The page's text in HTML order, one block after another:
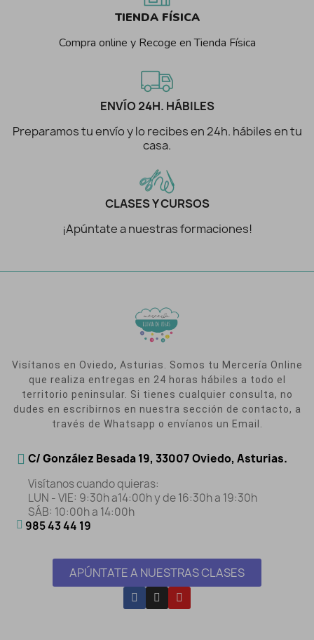
TIENDA FÍSICA
Compra online y Recoge en Tienda Física
ENVÍO 24H. HÁBILES
Preparamos tu envío y lo recibes en 24h. hábiles en tu
casa.
CLASES Y CURSOS
¡Apúntate a nuestras formaciones!
Visítanos en Oviedo, Asturias. Somos tu Mercería Online
que realiza entregas en 24 horas hábiles a todo el
territorio peninsular. Si tienes cualquier consulta, no
dudes en escribirnos en nuestra sección de contacto, a
través de Whatsapp o envíanos un Email.
C/ González Besada 19, 33007 Oviedo, Asturias.
Visítanos cuando quieras:
LUN - VIE: 9:30h a14:00h y de 16:30h a 19:30h
SÁB: 10:00h a 14:00h
985 43 44 19
APÚNTATE A NUESTRAS CLASES